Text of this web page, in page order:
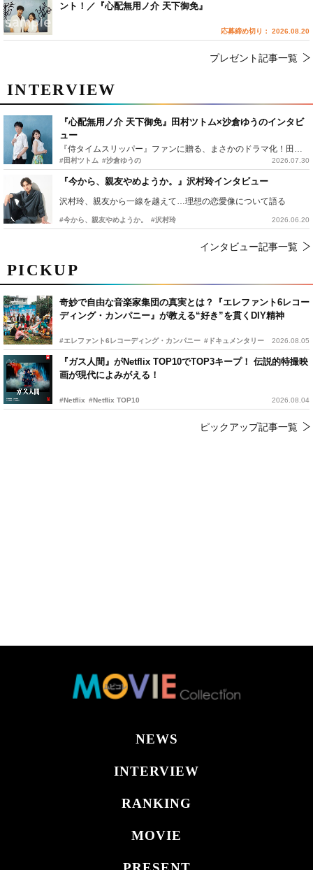
PICKUP
奇妙で自由な音楽家集団の真実とは？『エレファント6レコー
ディング・カンパニー』が教える“好き”を貫くDIY精神
#エレファント6レコーディング・カンパニー #ドキュメンタリー 2026.08.05
『ガス人間』がNetflix TOP10でTOP3キープ！ 伝説的特撮映
画が現代によみがえる！
#Netflix #Netflix TOP10 2026.08.04
ピックアップ記事一覧
INTERVIEW
『心配無用ノ介 天下御免』田村ツトム×沙倉ゆうのインタビ
ュー
#田村ツトム #沙倉ゆうの 2026.07.30
『今から、親友やめようか。』沢村玲インタビュー
沢村玲、親友から一線を越えて…理想の恋愛像について語る
#今から、親友やめようか。 #沢村玲 2026.06.20
インタビュー記事一覧
ント！／『心配無用ノ介 天下御免』
応募締め切り： 2026.08.20
プレゼント記事一覧
NEWS
INTERVIEW
RANKING
MOVIE